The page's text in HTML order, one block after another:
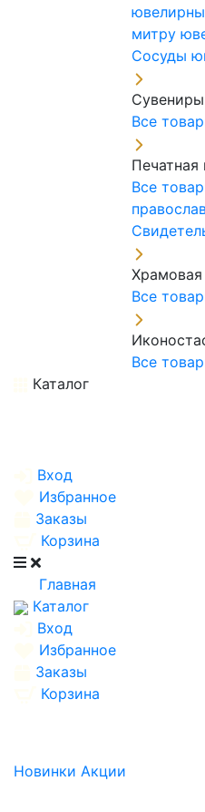
митру
Сосуды
Сувениры
Все
Печатная
Все
Все
Все
Каталог
Вход
Избранное
Заказы
Корзина
Главная
Каталог
Вход
Избранное
Заказы
Корзина
Новинки Акции